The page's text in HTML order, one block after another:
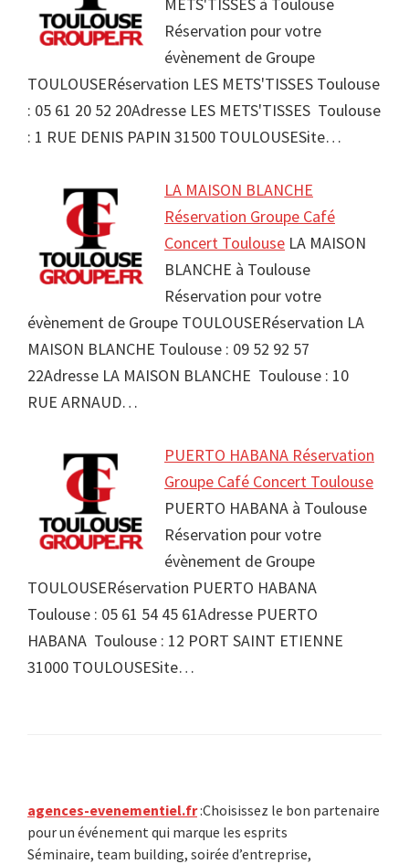
METS'TISSES à Toulouse
Réservation pour votre
évènement de Groupe
TOULOUSERéservation LES METS'TISSES Toulouse
: 05 61 20 52 20Adresse LES METS'TISSES Toulouse
: 1 RUE DENIS PAPIN 31500 TOULOUSESite…
LA MAISON BLANCHE
Réservation Groupe Café
Concert Toulouse LA MAISON
BLANCHE à Toulouse
Réservation pour votre
évènement de Groupe TOULOUSERéservation LA
MAISON BLANCHE Toulouse : 09 52 92 57
22Adresse LA MAISON BLANCHE Toulouse : 10
RUE ARNAUD…
PUERTO HABANA Réservation
Groupe Café Concert Toulouse
PUERTO HABANA à Toulouse
Réservation pour votre
évènement de Groupe
TOULOUSERéservation PUERTO HABANA
Toulouse : 05 61 54 45 61Adresse PUERTO
HABANA Toulouse : 12 PORT SAINT ETIENNE
31000 TOULOUSESite…
Primary
Sidebar
agences-evenementiel.fr:Choisissez le bon partenaire
pour un événement qui marque les esprits
Séminaire, team building, soirée d’entreprise,